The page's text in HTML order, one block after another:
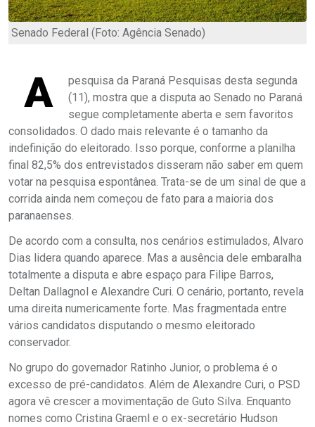
Senado Federal (Foto: Agência Senado)
A
pesquisa da Paraná Pesquisas desta segunda
(11), mostra que a disputa ao Senado no Paraná
segue completamente aberta e sem favoritos
consolidados. O dado mais relevante é o tamanho da
indefinição do eleitorado. Isso porque, conforme a planilha
final 82,5% dos entrevistados disseram não saber em quem
votar na pesquisa espontânea. Trata-se de um sinal de que a
corrida ainda nem começou de fato para a maioria dos
paranaenses.
De acordo com a consulta, nos cenários estimulados, Alvaro
Dias lidera quando aparece. Mas a ausência dele embaralha
totalmente a disputa e abre espaço para Filipe Barros,
Deltan Dallagnol e Alexandre Curi. O cenário, portanto, revela
uma direita numericamente forte. Mas fragmentada entre
vários candidatos disputando o mesmo eleitorado
conservador.
No grupo do governador Ratinho Junior, o problema é o
excesso de pré-candidatos. Além de Alexandre Curi, o PSD
agora vê crescer a movimentação de Guto Silva. Enquanto
nomes como Cristina Graeml e o ex-secretário Hudson